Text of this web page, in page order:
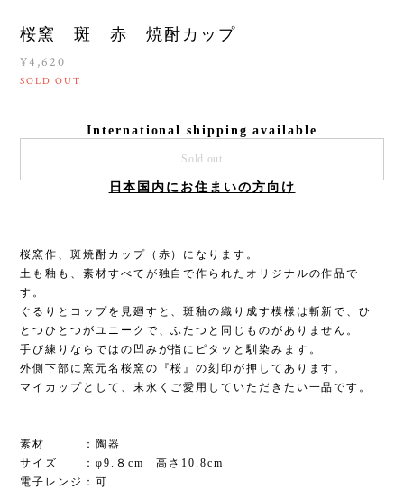
桜窯 斑 赤 焼酎カップ
¥4,620
SOLD OUT
International shipping available
Sold out
日本国内にお住まいの方向け
桜窯作、斑焼酎カップ（赤）になります。
土も釉も、素材すべてが独自で作られたオリジナルの作品で
す。
ぐるりとコップを見廻すと、斑釉の織り成す模様は斬新で、ひ
とつひとつがユニークで、ふたつと同じものがありません。
手び練りならではの凹みが指にピタッと馴染みます。
外側下部に窯元名桜窯の『桜』の刻印が押してあります。
マイカップとして、末永くご愛用していただきたい一品です。
素材 ：陶器
サイズ ：φ9.８cm 高さ10.8cm
電子レンジ：可